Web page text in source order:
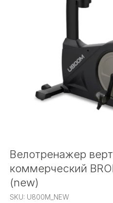
Велотренажер
коммерческий
(new)
SKU: U800M_NEW